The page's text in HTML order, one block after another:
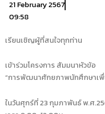
21 February 2567
09:58
เรียนเชิญผู้ที่สนใจทุกท่าน
เข้าร่วมโครงการ สัมมนาหัวข้อ
“การพัฒนาศักยภาพนักศึกษาเพื่
ในวันศุกร์ที่ 23 กุมภาพันธ์ พ.ศ